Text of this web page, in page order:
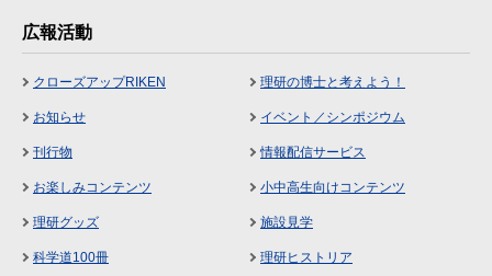
広報活動
クローズアップRIKEN 理研の博士と考えよう！
お知らせ イベント／シンポジウム
刊行物 情報配信サービス
お楽しみコンテンツ 小中高生向けコンテンツ
理研グッズ 施設見学
科学道100冊 理研ヒストリア